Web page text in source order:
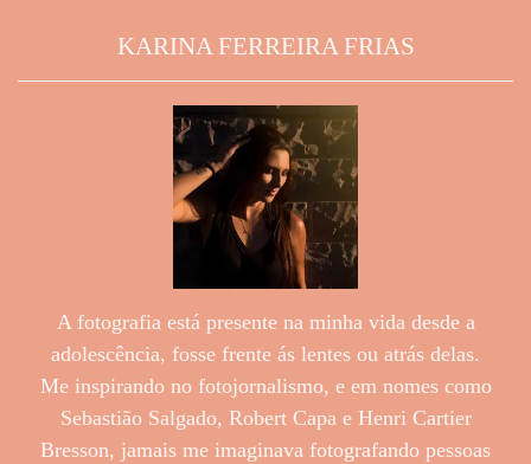
KARINA FERREIRA FRIAS
A fotografia está presente na minha vida desde a
adolescência, fosse frente ás lentes ou atrás delas.
Me inspirando no fotojornalismo, e em nomes como
Sebastião Salgado, Robert Capa e Henri Cartier
Bresson, jamais me imaginava fotografando pessoas